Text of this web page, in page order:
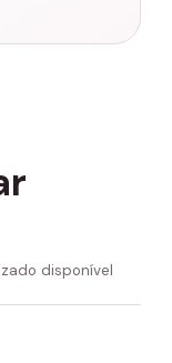
disponível